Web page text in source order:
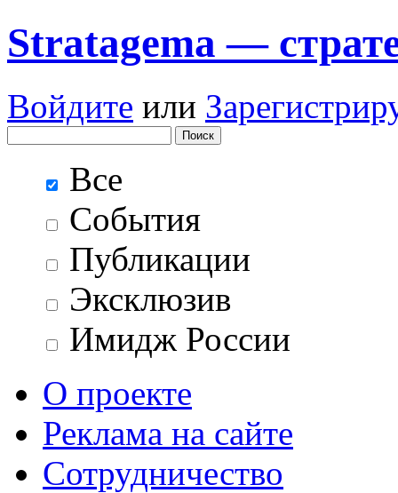
Stratagema —
Войдите или
Все
События
Публикации
Эксклюзив
Имидж России
О проекте
Реклама на сайте
Сотрудничество